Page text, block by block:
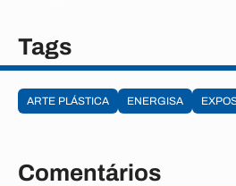
Tags
ARTE PLÁSTICA ENERGISA
Comentários